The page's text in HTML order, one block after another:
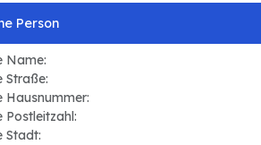
Person
Name:
Straße:
Hausnummer:
Postleitzahl:
Stadt: